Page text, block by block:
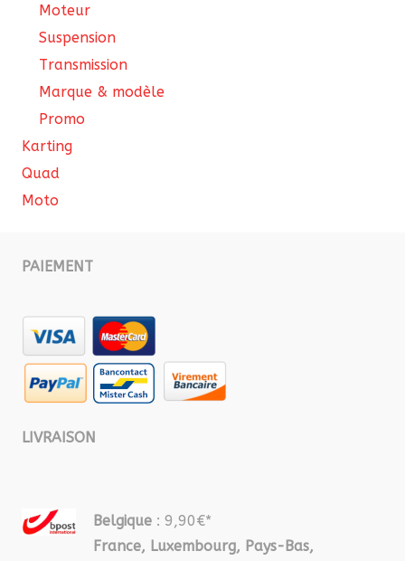
Moteur
Suspension
Transmission
Marque & modèle
Promo
Karting
Quad
Moto
PAIEMENT
LIVRAISON
Belgique : 9,90€*
France, Luxembourg, Pays-Bas,